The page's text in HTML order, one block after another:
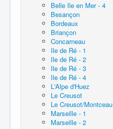
Belle Ile en Mer - 4
Besançon
Bordeaux
Briançon
Concarneau
Ile de Ré - 1
Ile de Ré - 2
Ile de Ré - 3
Ile de Ré - 4
L'Alpe d'Huez
Le Creusot
Le Creusot/Montceau
Marseille - 1
Marseille - 2